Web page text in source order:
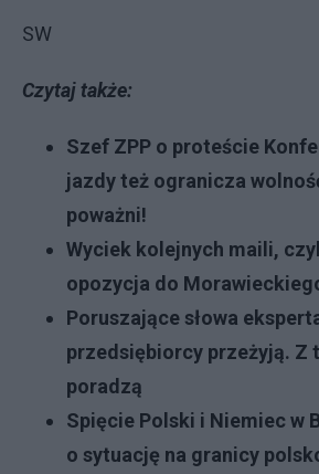
SW
Czytaj także:
Szef ZPP o proteście
jazdy też ogranicza
poważni!
Wyciek kolejnych maili,
opozycja do
Poruszające słowa
przedsiębiorcy przeżyją. Z
poradzą
Spięcie Polski i Niemiec w
o sytuację na granicy